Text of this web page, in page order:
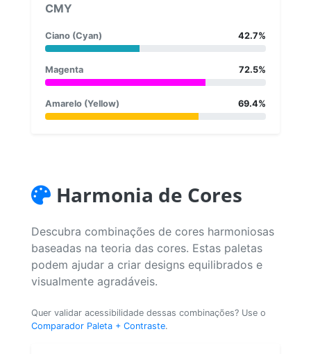
CMY
Ciano (Cyan) 42.7%
Magenta 72.5%
Amarelo (Yellow) 69.4%
Harmonia de Cores
Descubra combinações de cores harmoniosas
baseadas na teoria das cores. Estas paletas
podem ajudar a criar designs equilibrados e
visualmente agradáveis.
Quer validar acessibilidade dessas combinações? Use o
Comparador Paleta + Contraste.